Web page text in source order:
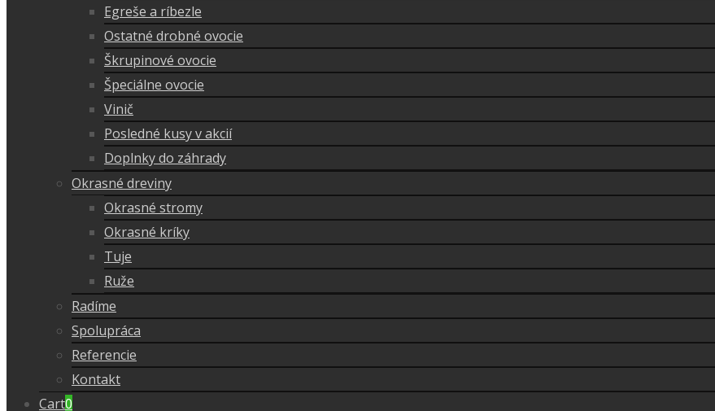
Egreše a ríbezle
Ostatné drobné ovocie
Škrupinové ovocie
Špeciálne ovocie
Vinič
Posledné kusy v akcií
Doplnky do záhrady
Okrasné dreviny
Okrasné stromy
Okrasné kríky
Tuje
Ruže
Radíme
Spolupráca
Referencie
Kontakt
Cart0